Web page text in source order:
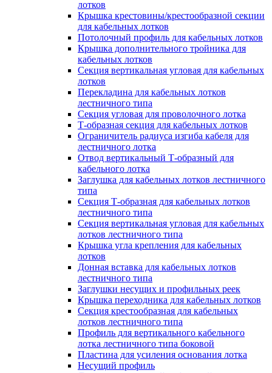
лотков
Крышка крестовины/крестообразной секции
для кабельных лотков
Потолочный профиль для кабельных лотков
Крышка дополнительного тройника для
кабельных лотков
Секция вертикальная угловая для кабельных
лотков
Перекладина для кабельных лотков
лестничного типа
Секция угловая для проволочного лотка
Т-образная секция для кабельных лотков
Ограничитель радиуса изгиба кабеля для
лестничного лотка
Отвод вертикальный Т-образный для
кабельного лотка
Заглушка для кабельных лотков лестничного
типа
Секция Т-образная для кабельных лотков
лестничного типа
Секция вертикальная угловая для кабельных
лотков лестничного типа
Крышка угла крепления для кабельных
лотков
Донная вставка для кабельных лотков
лестничного типа
Заглушки несущих и профильных реек
Крышка переходника для кабельных лотков
Секция крестообразная для кабельных
лотков лестничного типа
Профиль для вертикального кабельного
лотка лестничного типа боковой
Пластина для усиления основания лотка
Несущий профиль